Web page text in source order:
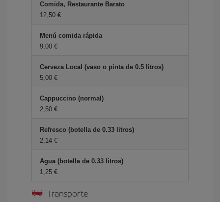
Comida, Restaurante Barato
12,50 €
Menú comida rápida
9,00 €
Cerveza Local (vaso o pinta de 0.5 litros)
5,00 €
Cappuccino (normal)
2,50 €
Refresco (botella de 0.33 litros)
2,14 €
Agua (botella de 0.33 litros)
1,25 €
Transporte